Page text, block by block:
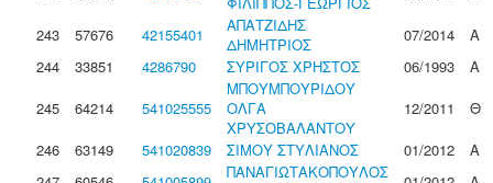
243
57676 42155401
ΑΠΑΤΖΙΔΗΣ
ΔΗΜΗΤΡΙΟΣ
07/2014
Α
244
33851 4286790 ΣΥΡΙΓΟΣ ΧΡΗΣΤΟΣ 06/1993
Α
245
64214 541025555
ΜΠΟΥΜΠΟΥΡΙΔΟΥ
ΟΛΓΑ
ΧΡΥΣΟΒΑΛΑΝΤΟΥ
12/2011
Θ
246
63149 541020839 ΣΙΜΟΥ ΣΤΥΛΙΑΝΟΣ 01/2012
Α
ΠΑΝΑΓΙΩΤΑΚΟΠΟΥΛΟΣ